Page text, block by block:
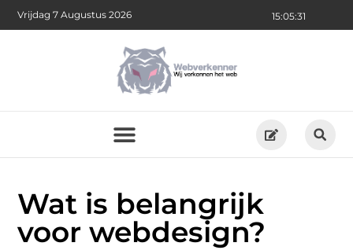
15:05:31
Vrijdag 7 Augustus 2026
Wat is belangrijk
voor webdesign?